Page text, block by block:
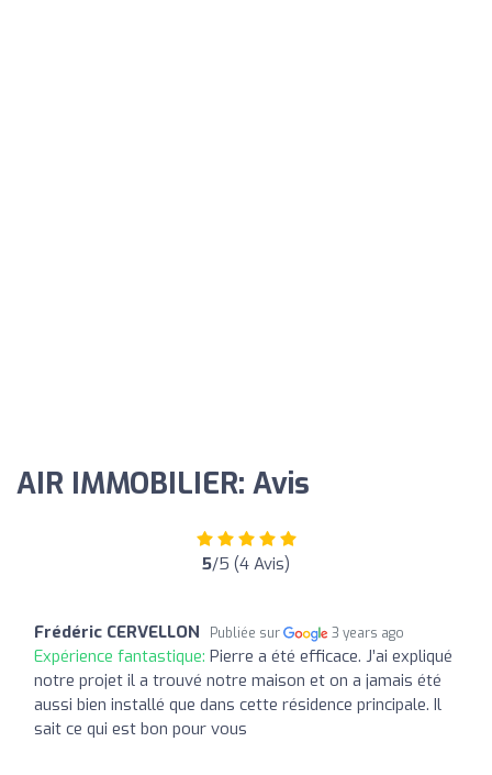
AIR IMMOBILIER: Avis
5/5 (4 Avis)
Frédéric CERVELLON Publiée sur 3 years ago
Expérience fantastique: Pierre a été efficace. J’ai expliqué
notre projet il a trouvé notre maison et on a jamais été
aussi bien installé que dans cette résidence principale. Il
sait ce qui est bon pour vous